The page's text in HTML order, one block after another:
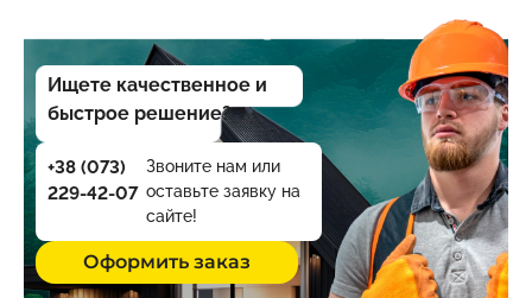
Ищете качественное и
быстрое решение?
+38 (073)
229-42-07
Звоните нам или
оставьте заявку на
сайте!
Оформить заказ